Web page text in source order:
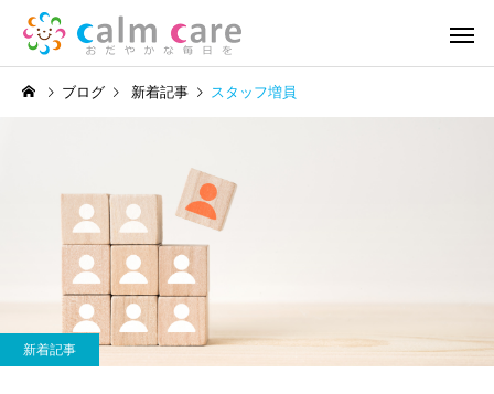
訪問看護
新着記事
地域活動報告⑥ 地域活動報告⑤
ブログ 新着記事 スタッフ増員
新着記事